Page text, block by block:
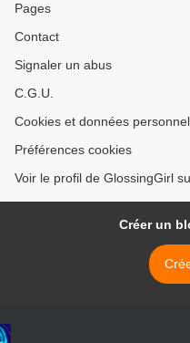
Pages
Contact
Signaler un abus
C.G.U.
Cookies et données
Préférences cookies
Voir le profil de GlossingGirl
Créer un